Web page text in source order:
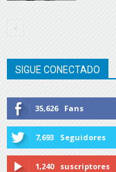
SIGUE CONECTADO
35,626 Fans
7,693 Seguidores
1,240 suscriptores